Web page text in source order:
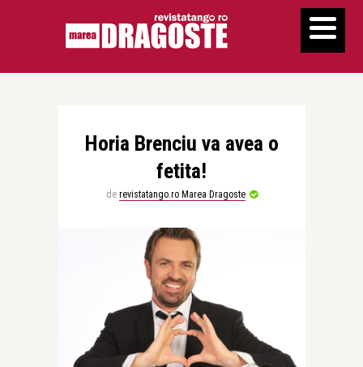
Horia Brenciu va avea o
fetita!
de revistatango.ro Marea Dragoste